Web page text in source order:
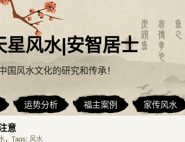
星风水|安智居士
国风水文化的研究和传承！
运势分析 福主案例 家传风水
意
，Tags: 风水